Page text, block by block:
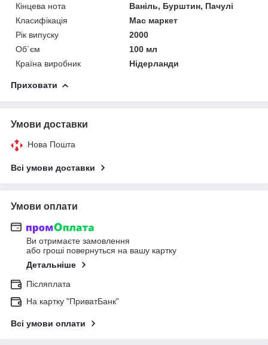
Кінцева нота
Ваніль, Бурштин, Пачулі
Класифікація
Мас маркет
Рік випуску
2000
Об`єм
100 мл
Країна виробник
Нідерланди
Приховати
Умови доставки
Нова Пошта
Всі умови доставки
Умови оплати
Ви отримаєте замовлення
або гроші повернуться на вашу картку
Детальніше
Післяплата
На картку "ПриватБанк"
Всі умови оплати